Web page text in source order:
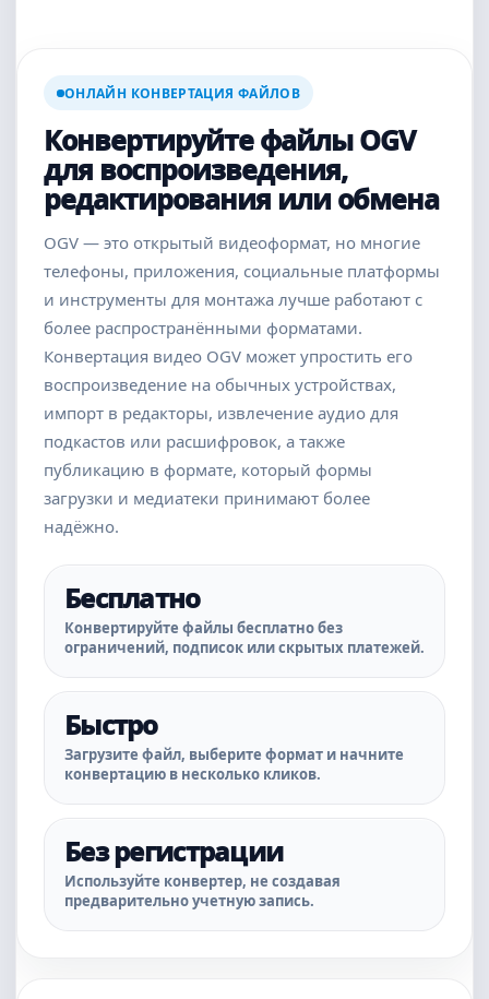
ОНЛАЙН КОНВЕРТАЦИЯ ФАЙЛОВ
Конвертируйте файлы OGV
для воспроизведения,
редактирования или обмена
OGV — это открытый видеоформат, но многие
телефоны, приложения, социальные платформы
и инструменты для монтажа лучше работают с
более распространёнными форматами.
Конвертация видео OGV может упростить его
воспроизведение на обычных устройствах,
импорт в редакторы, извлечение аудио для
подкастов или расшифровок, а также
публикацию в формате, который формы
загрузки и медиатеки принимают более
надёжно.
Бесплатно
Конвертируйте файлы бесплатно без
ограничений, подписок или скрытых платежей.
Быстро
Загрузите файл, выберите формат и начните
конвертацию в несколько кликов.
Без регистрации
Используйте конвертер, не создавая
предварительно учетную запись.